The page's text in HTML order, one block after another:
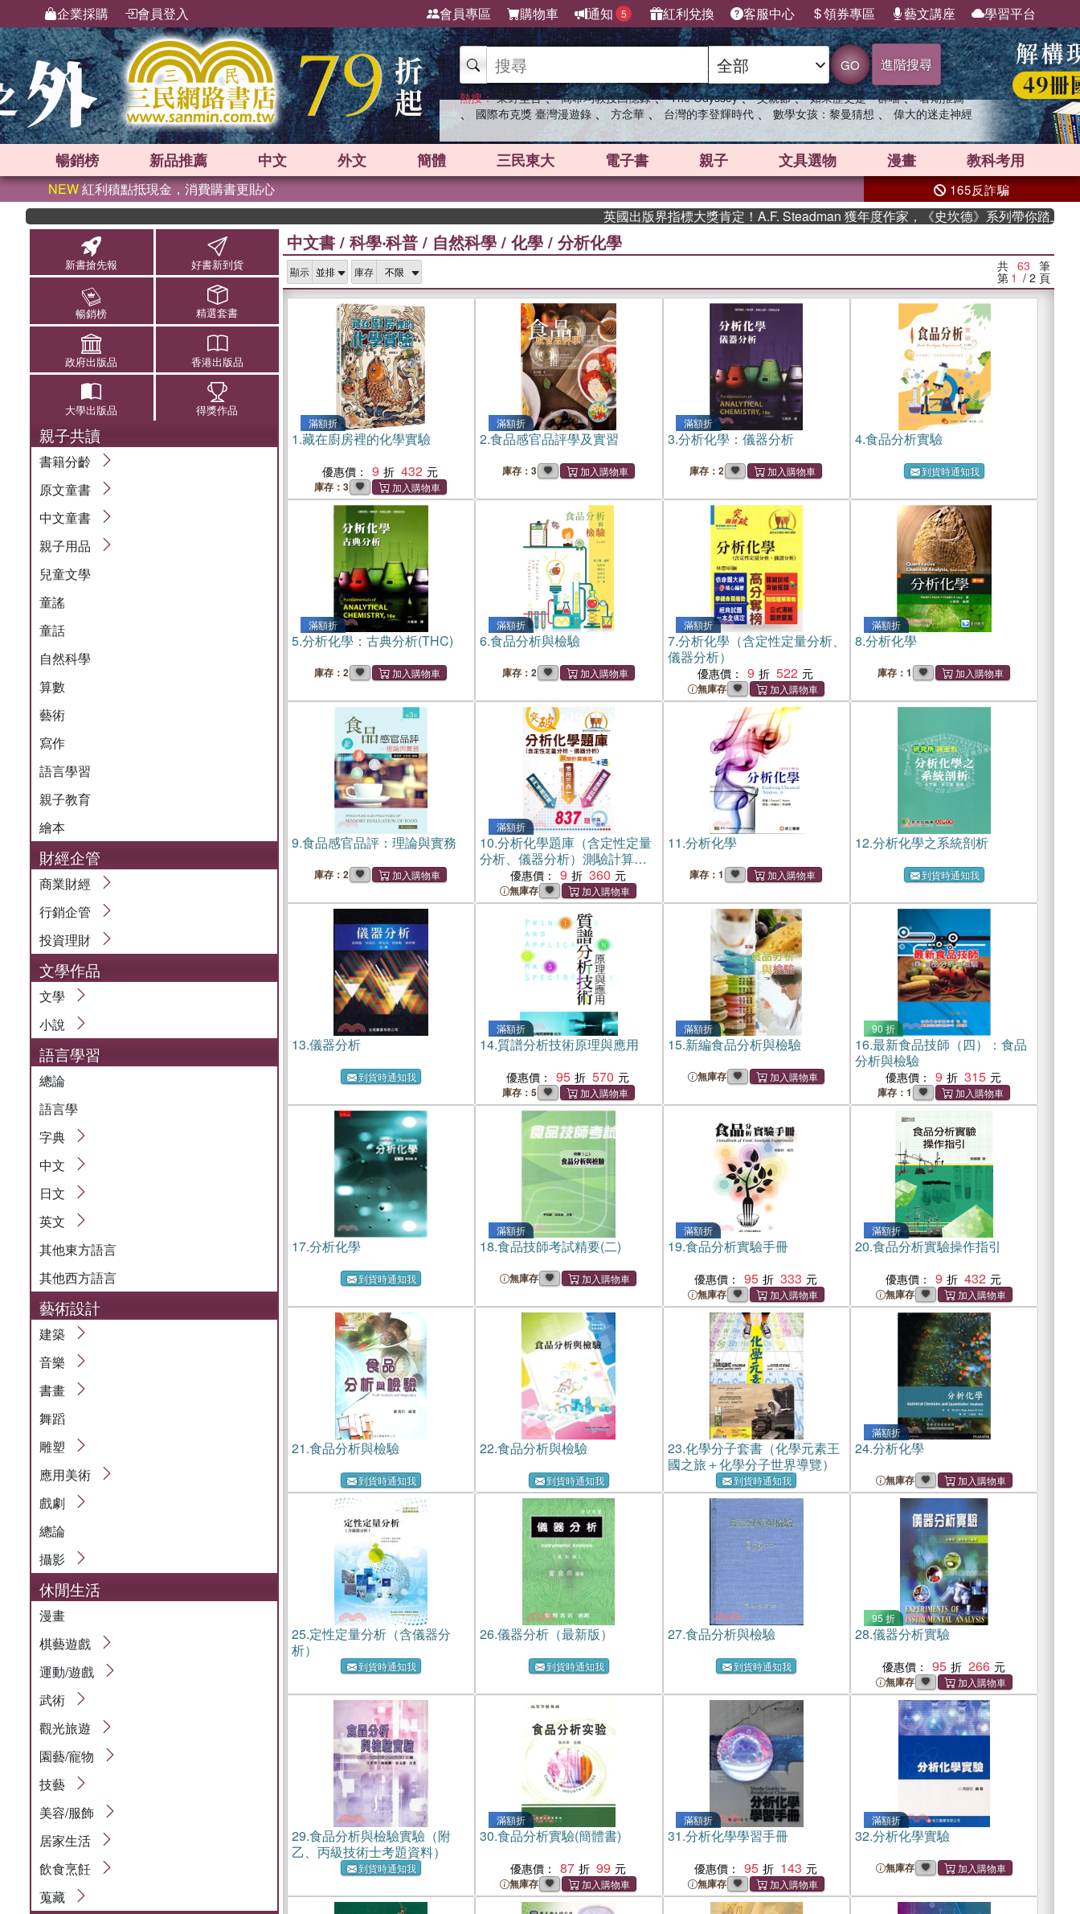
企業採購 會員登入 會員專區 購物車 通知 5 紅利兌換 客服中心 領券專區 藝文講座 學習平台
GO 進階搜尋
熱搜： 東野圭吾 、 高希均教授回憶錄 、 The Odyssey 、 父親節 、 如果歷史是一群喵 、 暑期推薦
、 國際布克獎 臺灣漫遊錄 、 方念華 、 台灣的李登輝時代 、 數學女孩：黎曼猜想 、 偉大的迷走神經
暢銷榜 新品推薦 中文 外文 簡體 三民東大 電子書 親子 文具選物 漫畫 教科考用
NEW紅利積點抵現金，消費購書更貼心 165反詐騙
英國出版界指標大獎肯定！A.F. Steadman 獲年度作家，《史坎德》系列帶你踏上熱血奇幻旅程
新書搶先報 好書新到貨
暢銷榜 精選套書
政府出版品 香港出版品
大學出版品 得獎作品
親子共讀
書籍分齡
原文童書
中文童書
親子用品
兒童文學
童謠
童話
自然科學
算數
藝術
寫作
語言學習
親子教育
繪本
財經企管
商業財經
行銷企管
投資理財
文學作品
文學
小說
語言學習
總論
語言學
字典
中文
日文
英文
其他東方語言
其他西方語言
藝術設計
建築
音樂
書畫
舞蹈
雕塑
應用美術
戲劇
總論
攝影
休閒生活
漫畫
棋藝遊戲
運動/遊戲
武術
觀光旅遊
園藝/寵物
技藝
美容/服飾
居家生活
飲食烹飪
蒐藏
中文書 / 科學‧科普 / 自然科學 / 化學 / 分析化學
顯示 庫存 共 63 筆
第 1 / 2 頁
滿額折
1.藏在廚房裡的化學實驗
優惠價： 9 432
庫存：3
滿額折
2.食品感官品評學及實習
庫存：3
滿額折
3.分析化學：儀器分析
庫存：2
4.食品分析實驗
到貨時通知我
滿額折
5.分析化學：古典分析(THC)
庫存：2
滿額折
6.食品分析與檢驗
庫存：2
滿額折
7.分析化學（含定性定量分析、
儀器分析）
優惠價： 9 522
無庫存
滿額折
8.分析化學
庫存：1
9.食品感官品評：理論與實務
庫存：2
滿額折
10.分析化學題庫（含定性定量
分析、儀器分析）測驗計算題
庫一本通優惠價： 9 360
無庫存
11.分析化學
庫存：1
12.分析化學之系統剖析
到貨時通知我
13.儀器分析
到貨時通知我
滿額折
14.質譜分析技術原理與應用
優惠價： 95 570
庫存：5
滿額折
15.新編食品分析與檢驗
無庫存
90 折
16.最新食品技師（四）：食品
分析與檢驗
優惠價： 9 315
庫存：1
17.分析化學
到貨時通知我
滿額折
18.食品技師考試精要(二)
無庫存
滿額折
19.食品分析實驗手冊
優惠價： 95 333
無庫存
滿額折
20.食品分析實驗操作指引
優惠價： 9 432
無庫存
21.食品分析與檢驗
到貨時通知我
22.食品分析與檢驗
到貨時通知我
23.化學分子套書（化學元素王
國之旅＋化學分子世界導覽）
到貨時通知我
滿額折
24.分析化學
無庫存
25.定性定量分析（含儀器分
析）
到貨時通知我
26.儀器分析（最新版）
到貨時通知我
27.食品分析與檢驗
到貨時通知我
95 折
28.儀器分析實驗
優惠價： 95 266
無庫存
29.食品分析與檢驗實驗（附
乙、丙級技術士考題資料）
到貨時通知我
滿額折
30.食品分析實驗(簡體書)
優惠價： 87 99
無庫存
滿額折
31.分析化學學習手冊
優惠價： 95 143
無庫存
滿額折
32.分析化學實驗
無庫存